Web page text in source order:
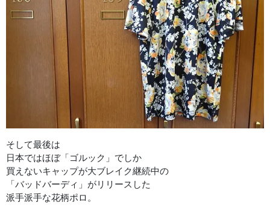
そして最後は
日本ではほぼ「ゴルック」でしか
買えないキャップが大ブレイク継続中の
「バッドバーディ」がリリースした
派手派手な花柄ポロ。